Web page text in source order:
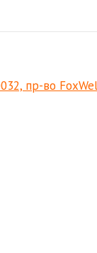
пр-во